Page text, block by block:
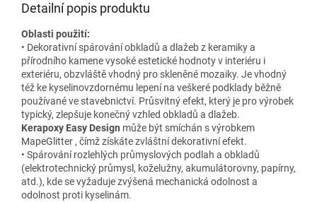
Detailní popis produktu
Oblasti použití:
• Dekorativní spárování obkladů a dlažeb z keramiky a
přírodního kamene vysoké estetické hodnoty v interiéru i
exteriéru, obzvláště vhodný pro skleněné mozaiky. Je vhodný
též ke kyselinovzdornému lepení na veškeré podklady běžně
používané ve stavebnictví. Průsvitný efekt, který je pro výrobek
typický, zlepšuje konečný vzhled obkladů a dlažeb.
Kerapoxy Easy Design může být smíchán s výrobkem
MapeGlitter , čímž získáte zvláštní dekorativní efekt.
• Spárování rozlehlých průmyslových podlah a obkladů
(elektrotechnický průmysl, koželužny, akumulátorovny, papírny,
atd.), kde se vyžaduje zvýšená mechanická odolnost a
odolnost proti kyselinám.